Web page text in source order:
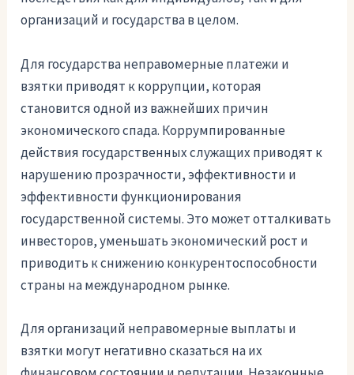
организаций и государства в целом.
Для государства неправомерные платежи и
взятки приводят к коррупции, которая
становится одной из важнейших причин
экономического спада. Коррумпированные
действия государственных служащих приводят к
нарушению прозрачности, эффективности и
эффективности функционирования
государственной системы. Это может отталкивать
инвесторов, уменьшать экономический рост и
приводить к снижению конкурентоспособности
страны на международном рынке.
Для организаций неправомерные выплаты и
взятки могут негативно сказаться на их